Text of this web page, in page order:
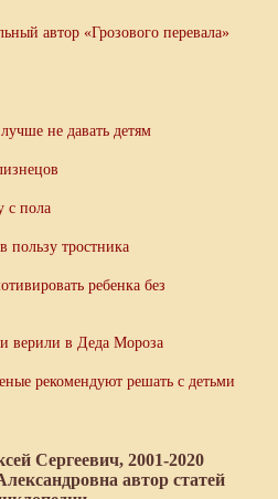
автор «Грозового перевала»
не давать детям
с пола
пользу тростника
ребенка без
верили в Деда Мороза
рекомендуют решать с детьми
Сергеевич, 2001-2020
автор статей